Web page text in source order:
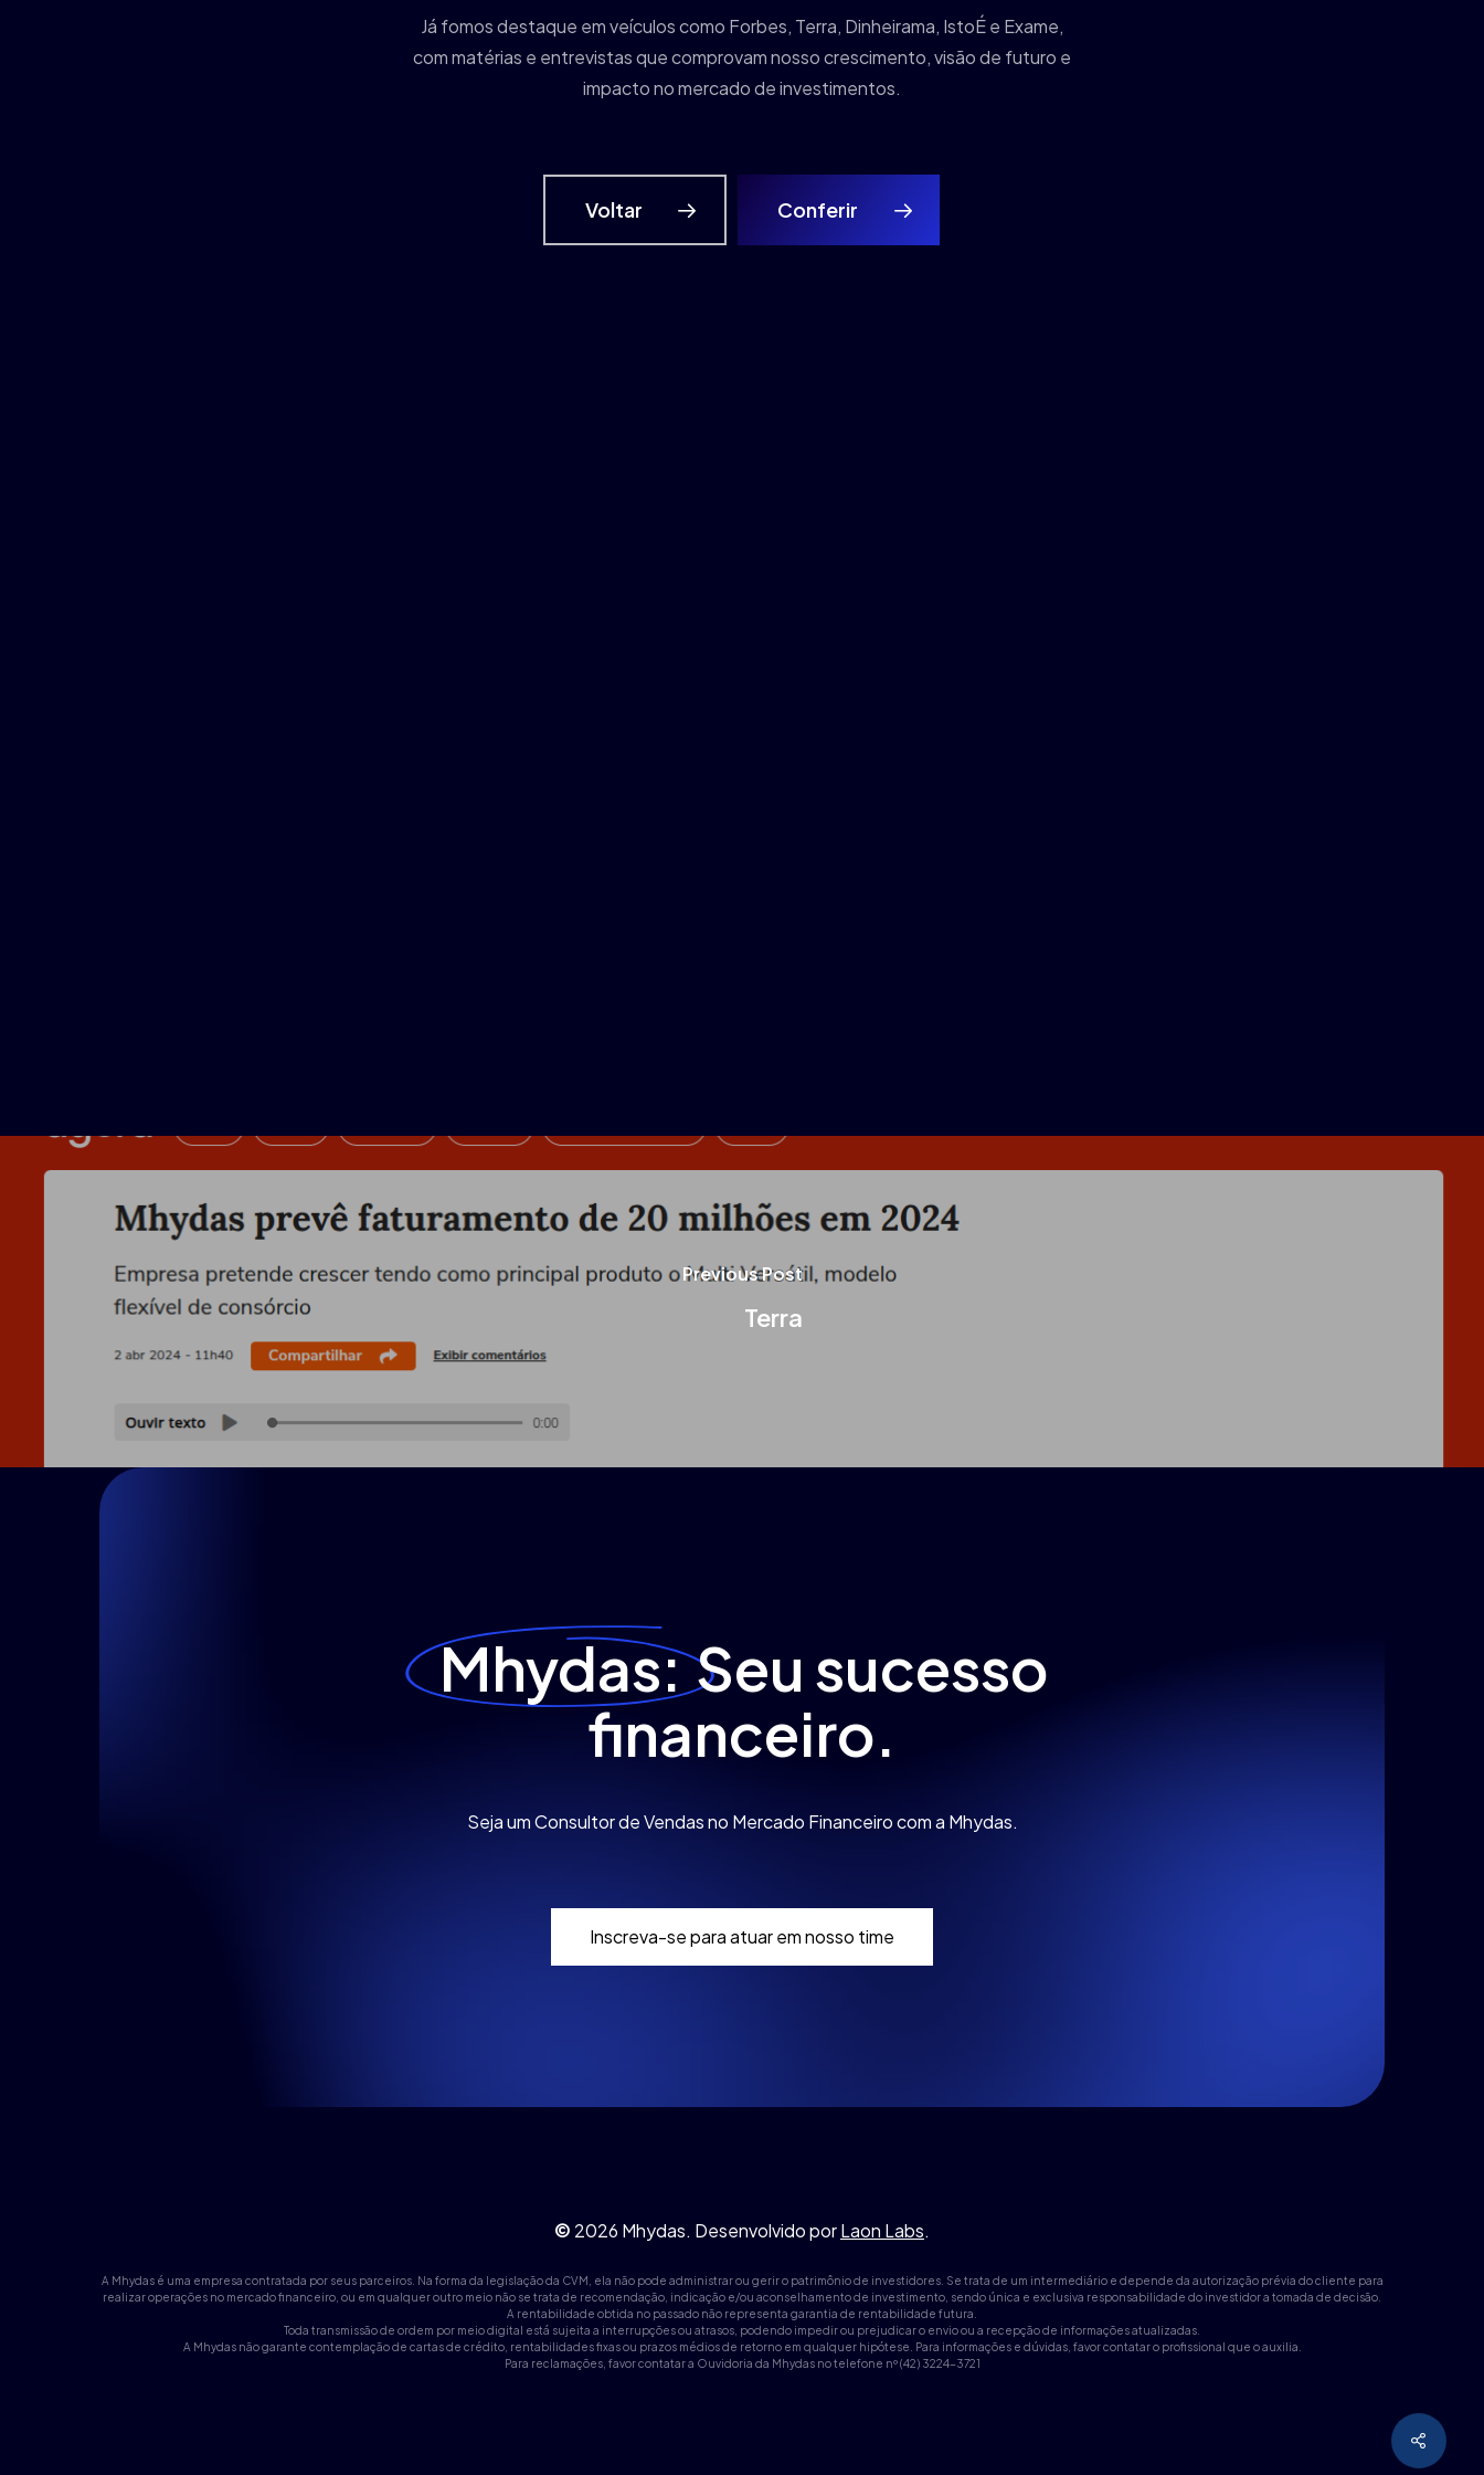
Já fomos destaque em veículos como Forbes, Terra, Dinheirama, IstoÉ e Exame,
com matérias e entrevistas que comprovam nosso crescimento, visão de futuro e
impacto no mercado de investimentos.
Voltar Conferir
Previous Post
Terra
Mhydas:Seu sucesso
financeiro.
Seja um Consultor de Vendas no Mercado Financeiro com a Mhydas.
Inscreva-separaatuaremnosso time
© 2026 Mhydas. Desenvolvido porLaon Labs.
A Mhydas é uma empresa contratada por seus parceiros. Na forma da legislação da CVM, ela não pode administrar ou gerir o patrimônio de investidores. Se trata de um intermediário e depende da autorização prévia do cliente para
realizar operações no mercado financeiro, ou em qualquer outro meio não se trata de recomendação, indicação e/ou aconselhamento de investimento, sendo única e exclusiva responsabilidade do investidor a tomada de decisão.
A rentabilidade obtida no passado não representa garantia de rentabilidade futura.
Toda transmissão de ordem por meio digital está sujeita a interrupções ou atrasos, podendo impedir ou prejudicar o envio ou a recepção de informações atualizadas.
A Mhydas não garante contemplação de cartas de crédito, rentabilidades fixas ou prazos médios de retorno em qualquer hipótese. Para informações e dúvidas, favor contatar o profissional que o auxilia.
Para reclamações, favor contatar a Ouvidoria da Mhydas no telefone nº (42) 3224-3721